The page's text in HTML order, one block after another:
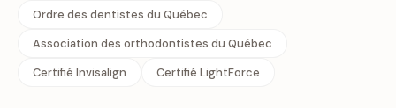
Ordre des dentistes du Québec
Association des orthodontistes du Québec
Certifié Invisalign
Certifié LightForce